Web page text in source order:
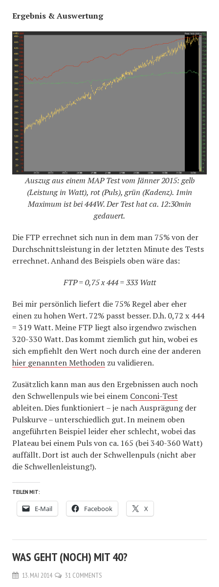
Ergebnis & Auswertung
Auszug aus einem MAP Test vom Jänner 2015: gelb
(Leistung in Watt), rot (Puls), grün (Kadenz). 1min
Maximum ist bei 444W. Der Test hat ca. 12:30min
gedauert.
Die FTP errechnet sich nun in dem man 75% von der
Durchschnittsleistung in der letzten Minute des Tests
errechnet. Anhand des Beispiels oben wäre das:
FTP = 0,75 x 444 = 333 Watt
Bei mir persönlich liefert die 75% Regel aber eher
einen zu hohen Wert. 72% passt besser. D.h. 0,72 x 444
= 319 Watt. Meine FTP liegt also irgendwo zwischen
320-330 Watt. Das kommt ziemlich gut hin, wobei es
sich empfiehlt den Wert noch durch eine der anderen
hier genannten Methoden zu validieren.
Zusätzlich kann man aus den Ergebnissen auch noch
den Schwellenpuls wie bei einem Conconi-Test
ableiten. Dies funktioniert – je nach Ausprägung der
Pulskurve – unterschiedlich gut. In meinem oben
angeführten Beispiel leider eher schlecht, wobei das
Plateau bei einem Puls von ca. 165 (bei 340-360 Watt)
auffällt. Dort ist auch der Schwellenpuls (nicht aber
die Schwellenleistung!).
TEILEN MIT:
E-Mail Facebook X
WAS GEHT (NOCH) MIT 40?
13. MAI 2014 31 COMMENTS